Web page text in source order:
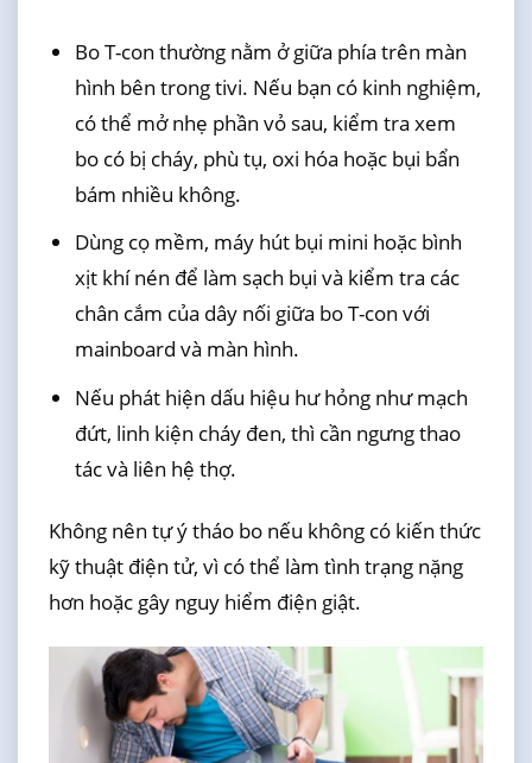
Bo T-con thường nằm ở giữa phía trên màn
hình bên trong tivi. Nếu bạn có kinh nghiệm,
có thể mở nhẹ phần vỏ sau, kiểm tra xem
bo có bị cháy, phù tụ, oxi hóa hoặc bụi bẩn
bám nhiều không.
Dùng cọ mềm, máy hút bụi mini hoặc bình
xịt khí nén để làm sạch bụi và kiểm tra các
chân cắm của dây nối giữa bo T-con với
mainboard và màn hình.
Nếu phát hiện dấu hiệu hư hỏng như mạch
đứt, linh kiện cháy đen, thì cần ngưng thao
tác và liên hệ thợ.
Không nên tự ý tháo bo nếu không có kiến thức
kỹ thuật điện tử, vì có thể làm tình trạng nặng
hơn hoặc gây nguy hiểm điện giật.